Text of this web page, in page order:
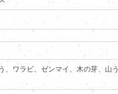
、ワラビ、ゼンマイ、木の芽、山う